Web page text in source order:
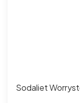
Sodaliet